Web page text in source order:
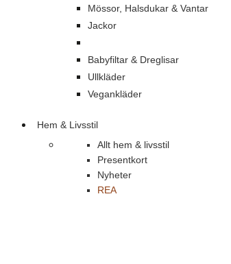
Mössor, Halsdukar & Vantar
Jackor
Babyfiltar & Dreglisar
Ullkläder
Vegankläder
Hem & Livsstil
Allt hem & livsstil
Presentkort
Nyheter
REA